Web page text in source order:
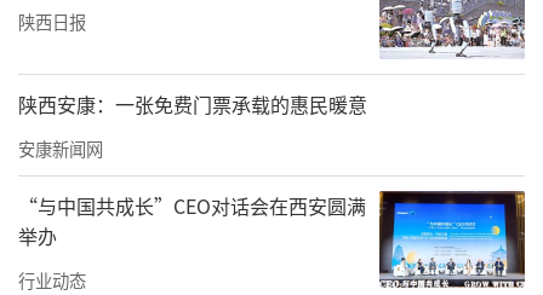
陕西日报
陕西安康：一张免费门票承载的惠民暖意
安康新闻网
“与中国共成长”CEO对话会在西安圆满
举办
行业动态